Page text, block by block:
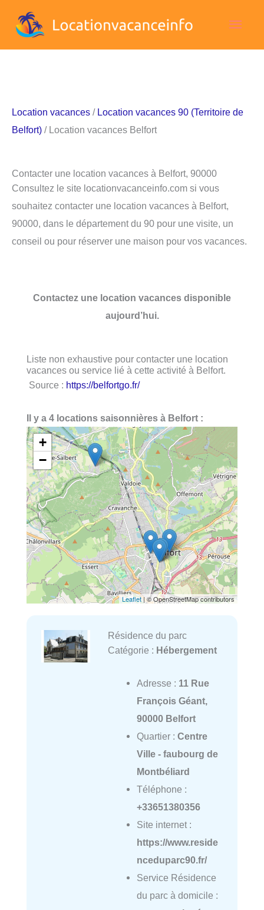
Location vacances / Location vacances 90 (Territoire de
Belfort) / Location vacances Belfort
Contacter une location vacances à Belfort, 90000
Consultez le site locationvacanceinfo.com si vous
souhaitez contacter une location vacances à Belfort,
90000, dans le département du 90 pour une visite, un
conseil ou pour réserver une maison pour vos vacances.
Contactez une location vacances disponible
aujourd’hui.
Liste non exhaustive pour contacter une location
vacances ou service lié à cette activité à Belfort.
Source : https://belfortgo.fr/
Il y a 4 locations saisonnières à Belfort :
+
−
Leaflet| © OpenStreetMap contributors
Résidence du parc
Catégorie : Hébergement
Adresse : 11 Rue
François Géant,
90000 Belfort
Quartier : Centre
Ville - faubourg de
Montbéliard
Téléphone :
+33651380356
Site internet :
https://www.reside
nceduparc90.fr/
Service Résidence
du parc à domicile :